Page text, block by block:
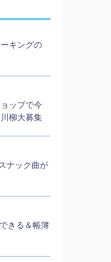
キングの
ップで今
柳大募集
ナック曲が
きる＆帳簿